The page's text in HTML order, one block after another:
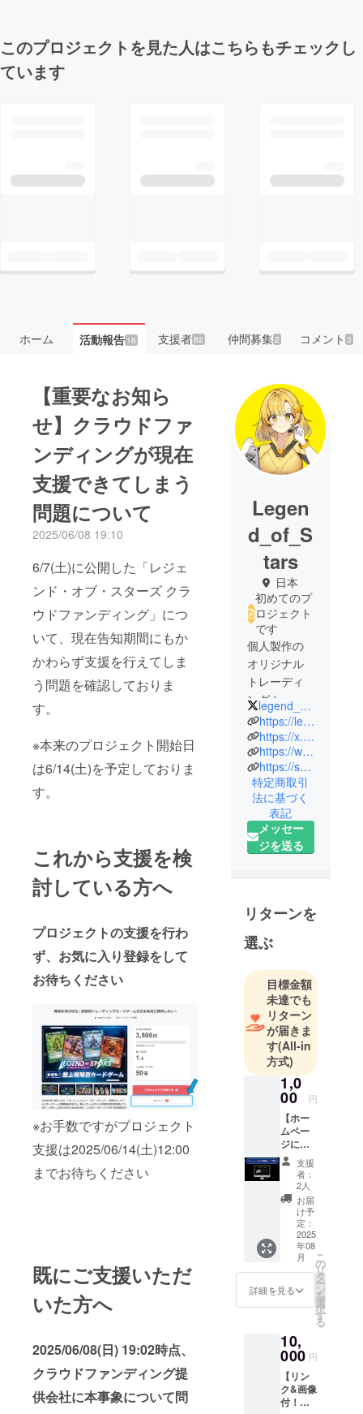
このプロジェクトを見た人はこちらもチェックし
ています
ホーム 活動報告16 支援者82 仲間募集 2 コメント3
【重要なお知ら
せ】クラウドファ
ンディングが現在
支援できてしまう
問題について
2025/06/08 19:10
6/7(土)に公開した「レジェ
ンド・オブ・スターズ クラ
ウドファンディング」につ
いて、現在告知期間にもか
かわらず支援を行えてしま
う問題を確認しておりま
す。
※本来のプロジェクト開始日
は6/14(土)を予定しておりま
す。
これから支援を検
討している方へ
プロジェクトの支援を行わ
ず、お気に入り登録をして
お待ちください
※お手数ですがプロジェクト
支援は2025/06/14(土)12:00
までお待ちください
既にご支援いただ
いた方へ
2025/06/08(日) 19:02時点、
クラウドファンディング提
供会社に本事象について問
Legen
d_of_S
tars
日本
初めてのプ
ロジェクト
です
個人製作の
オリジナル
トレーディ
ングカード
ゲーム「レ
ジェンド・
オブ・ス
ターズ」で
す！
キャラク
ターを盤面
で動かして
ングカード
の融合した
新しいカー
ドゲームで
す！
数々の星に
いるレジェ
ンドを率
い、戦いに
勝利しよ
legend_of_stars
https://legend-of-stars.com/
https://x.com/legend_of_stars
https://www.youtube.com/@legend-of-stars-tcg
https://shop.legend-of-stars.com/
特定商取引
法に基づく
表記
メッセー
ジを送る
リターンを
選ぶ
目標金額
未達でも
リターン
が届きま
す(All-in
方式)
1,0
00 円
【ホー
ムペー
ジに支
援者と
して掲
載】 レ
ジェン
ド・オ
ブ・ス
ターズ
公式
ホーム
ページ
(https://
legend-
of-
om/)の
クラウ
ドファ
ンディ
ングク
レジッ
支援
者：
2人
お届
け予
定：
2025
年08
月
詳細を見る
こ
の
リ
タ
ー
ン
を
選
択
す
る
10,
000 円
【リン
ク&画像
付！